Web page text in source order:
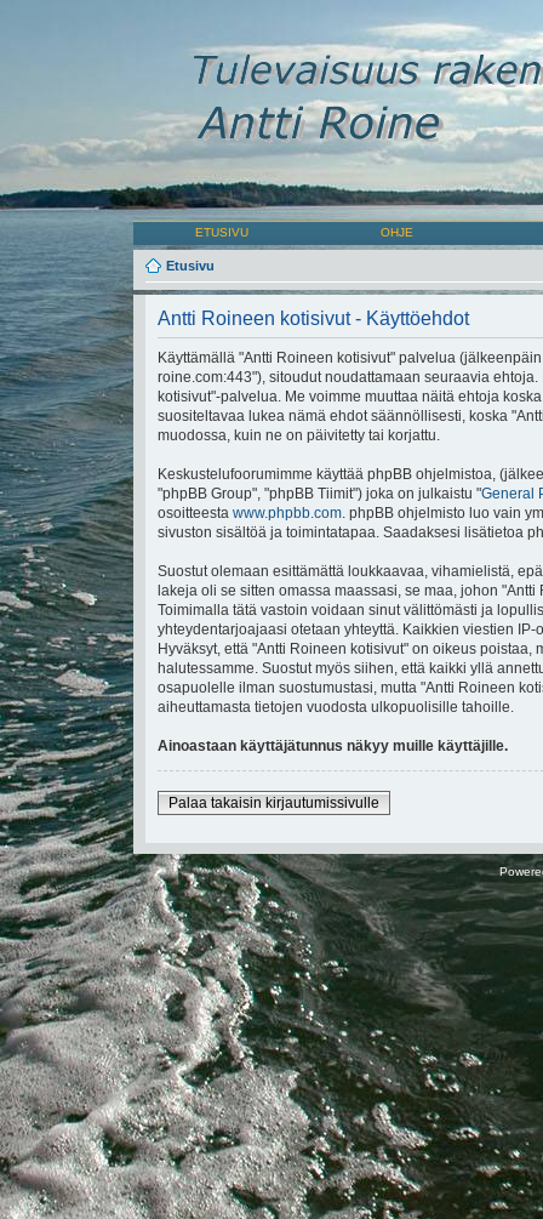
ETUSIVU OHJE
Etusivu
Antti Roineen kotisivut - Käyttöehdot
Käyttämällä "Antti Roineen kotisivut" palvelua
roine.com:443"), sitoudut noudattamaan seuraavia
kotisivut"-palvelua. Me voimme muuttaa näitä ehtoja
suositeltavaa lukea nämä ehdot säännöllisesti, koska
muodossa, kuin ne on päivitetty tai korjattu.
Keskustelufoorumimme käyttää phpBB ohjelmistoa,
"phpBB Group", "phpBB Tiimit") joka on julkaistu "General
osoitteesta www.phpbb.com. phpBB ohjelmisto luo vain
sivuston sisältöä ja toimintatapaa. Saadaksesi lisätietoa
Suostut olemaan esittämättä loukkaavaa, vihamielistä,
lakeja oli se sitten omassa maassasi, se maa, johon
Toimimalla tätä vastoin voidaan sinut välittömästi ja
yhteydentarjoajaasi otetaan yhteyttä. Kaikkien viestien
Hyväksyt, että "Antti Roineen kotisivut" on oikeus
halutessamme. Suostut myös siihen, että kaikki yllä
osapuolelle ilman suostumustasi, mutta "Antti Roineen
aiheuttamasta tietojen vuodosta ulkopuolisille tahoille.
Ainoastaan käyttäjätunnus näkyy muille käyttäjille.
Palaa takaisin kirjautumissivulle